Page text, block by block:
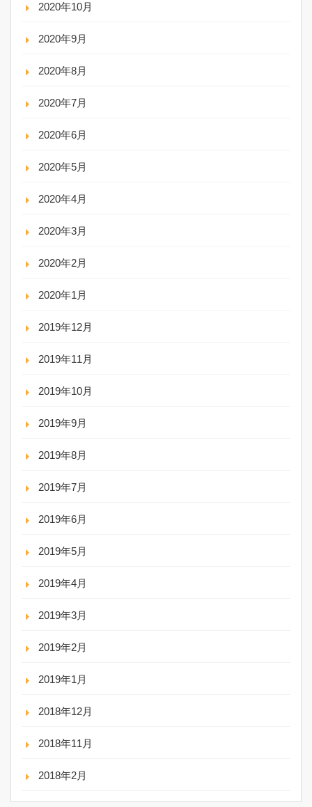
2020年10月
2020年9月
2020年8月
2020年7月
2020年6月
2020年5月
2020年4月
2020年3月
2020年2月
2020年1月
2019年12月
2019年11月
2019年10月
2019年9月
2019年8月
2019年7月
2019年6月
2019年5月
2019年4月
2019年3月
2019年2月
2019年1月
2018年12月
2018年11月
2018年2月